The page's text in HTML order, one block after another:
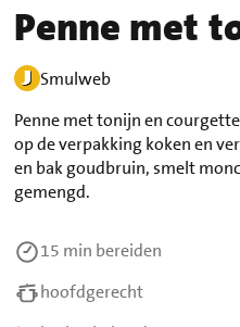
Penne met
Smulweb
Penne met tonijn en
op de verpakking koken en
en bak goudbruin, smelt
gemengd.
15 min bereiden
hoofdgerecht